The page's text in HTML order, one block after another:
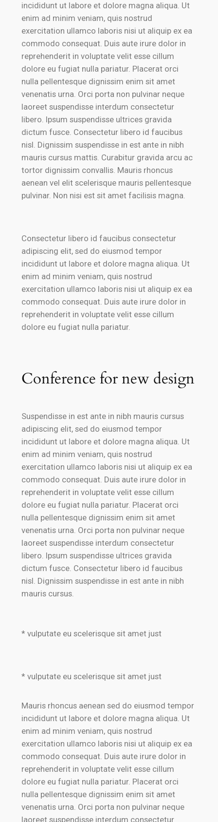
incididunt ut labore et dolore magna aliqua. Ut
enim ad minim veniam, quis nostrud
exercitation ullamco laboris nisi ut aliquip ex ea
commodo consequat. Duis aute irure dolor in
reprehenderit in voluptate velit esse cillum
dolore eu fugiat nulla pariatur. Placerat orci
nulla pellentesque dignissim enim sit amet
venenatis urna. Orci porta non pulvinar neque
laoreet suspendisse interdum consectetur
libero. Ipsum suspendisse ultrices gravida
dictum fusce. Consectetur libero id faucibus
nisl. Dignissim suspendisse in est ante in nibh
mauris cursus mattis. Curabitur gravida arcu ac
tortor dignissim convallis. Mauris rhoncus
aenean vel elit scelerisque mauris pellentesque
pulvinar. Non nisi est sit amet facilisis magna.
Consectetur libero id faucibus consectetur
adipiscing elit, sed do eiusmod tempor
incididunt ut labore et dolore magna aliqua. Ut
enim ad minim veniam, quis nostrud
exercitation ullamco laboris nisi ut aliquip ex ea
commodo consequat. Duis aute irure dolor in
reprehenderit in voluptate velit esse cillum
dolore eu fugiat nulla pariatur.
Conference for new design
Suspendisse in est ante in nibh mauris cursus
adipiscing elit, sed do eiusmod tempor
incididunt ut labore et dolore magna aliqua. Ut
enim ad minim veniam, quis nostrud
exercitation ullamco laboris nisi ut aliquip ex ea
commodo consequat. Duis aute irure dolor in
reprehenderit in voluptate velit esse cillum
dolore eu fugiat nulla pariatur. Placerat orci
nulla pellentesque dignissim enim sit amet
venenatis urna. Orci porta non pulvinar neque
laoreet suspendisse interdum consectetur
libero. Ipsum suspendisse ultrices gravida
dictum fusce. Consectetur libero id faucibus
nisl. Dignissim suspendisse in est ante in nibh
mauris cursus.
* vulputate eu scelerisque sit amet just
* vulputate eu scelerisque sit amet just
Mauris rhoncus aenean sed do eiusmod tempor
incididunt ut labore et dolore magna aliqua. Ut
enim ad minim veniam, quis nostrud
exercitation ullamco laboris nisi ut aliquip ex ea
commodo consequat. Duis aute irure dolor in
reprehenderit in voluptate velit esse cillum
dolore eu fugiat nulla pariatur. Placerat orci
nulla pellentesque dignissim enim sit amet
venenatis urna. Orci porta non pulvinar neque
laoreet suspendisse interdum consectetur